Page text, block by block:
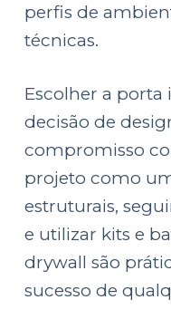
perfis de
técnicas.
Escolher a porta
decisão de
compromisso
projeto como
estruturais,
e utilizar kits e
drywall são
sucesso de